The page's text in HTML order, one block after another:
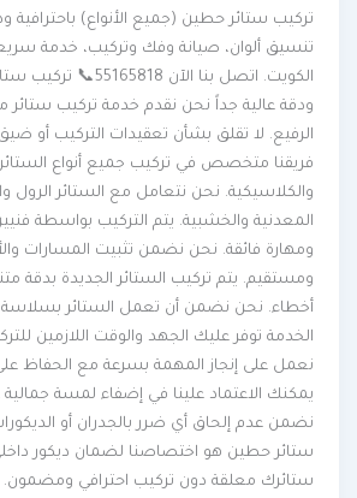
تركيب ستائر حطين (جميع الأنواع) باحترافية
تنسيق ألوان، صيانة وفك وتركيب، خدمة
الكويت. اتصل بنا الآن
ودقة عالية جداً نحن نقدم خدمة تركيب ستائر
الرفيع. لا تقلق بشأن تعقيدات التركيب أو ضيق
فريقنا متخصص في تركيب جميع أنواع الستائر
والكلاسيكية. نحن نتعامل مع الستائر الرول
المعدنية والخشبية. يتم التركيب بواسطة فنيين
ومهارة فائقة. نحن نضمن تثبيت المسارات
ومستقيم. يتم تركيب الستائر الجديدة بدقة
أخطاء. نحن نضمن أن تعمل الستائر بسلاسة
الخدمة توفر عليك الجهد والوقت اللازمين
نعمل على إنجاز المهمة بسرعة مع الحفاظ على
يمكنك الاعتماد علينا في إضفاء لمسة جمالية
نضمن عدم إلحاق أي ضرر بالجدران أو الديكورات
ستائر حطين هو اختصاصنا لضمان ديكور داخلي
ستائرك معلقة دون تركيب احترافي ومضمون.